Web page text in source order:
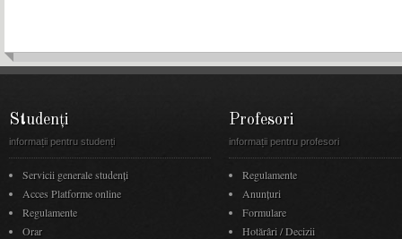
Studenți
informații pentru studenți
Servicii generale studenți
Acces Platforme online
Regulamente
Orar
Profesori
informații pentru profesori
Regulamente
Anunţuri
Formulare
Hotărâri / Decizii